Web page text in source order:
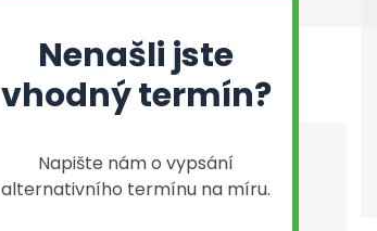
Nenašli jste
vhodný termín?
Napište nám o vypsání
alternativního termínu na míru.